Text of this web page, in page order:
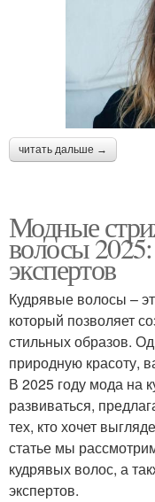
читать дальше →
Модные
волосы
экспертов
Кудрявые волосы –
который позволяет
стильных образов.
природную красоту,
В 2025 году мода на
развиваться,
тех, кто хочет
статье мы
кудрявых волос, а
экспертов.